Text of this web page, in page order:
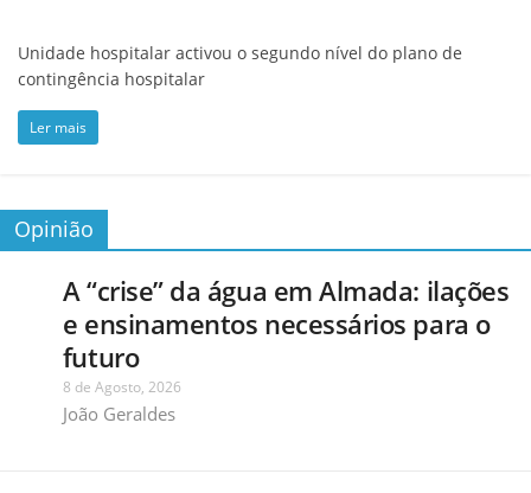
Unidade hospitalar activou o segundo nível do plano de
contingência hospitalar
Ler mais
Opinião
A “crise” da água em Almada: ilações
e ensinamentos necessários para o
futuro
8 de Agosto, 2026
João Geraldes